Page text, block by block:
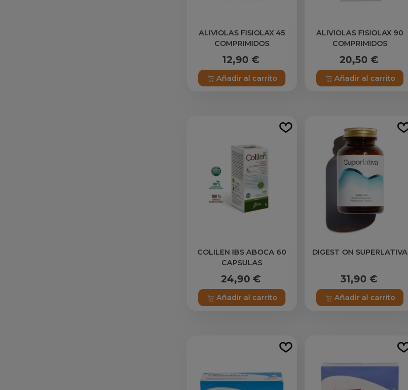
ALIVIOLAS FISIOLAX 45
COMPRIMIDOS
12,90 €
Añadir al carrito
ALIVIOLAS FISIOLAX 90
COMPRIMIDOS
20,50 €
Añadir al carrito
COLILEN IBS ABOCA 60
CAPSULAS
24,90 €
Añadir al carrito
DIGEST ON SUPERLATIVA
31,90 €
Añadir al carrito